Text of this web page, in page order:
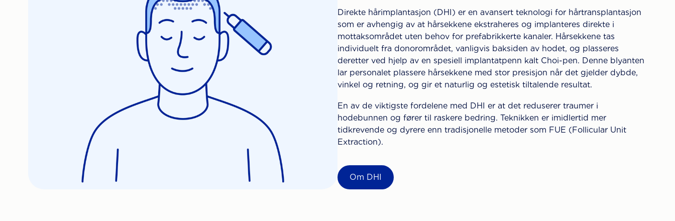
Direkte hårimplantasjon (DHI) er en avansert teknologi for hårtransplantasjon
som er avhengig av at hårsekkene ekstraheres og implanteres direkte i
mottaksområdet uten behov for prefabrikkerte kanaler. Hårsekkene tas
individuelt fra donorområdet, vanligvis baksiden av hodet, og plasseres
deretter ved hjelp av en spesiell implantatpenn kalt Choi-pen. Denne blyanten
lar personalet plassere hårsekkene med stor presisjon når det gjelder dybde,
vinkel og retning, og gir et naturlig og estetisk tiltalende resultat.
En av de viktigste fordelene med DHI er at det reduserer traumer i
hodebunnen og fører til raskere bedring. Teknikken er imidlertid mer
tidkrevende og dyrere enn tradisjonelle metoder som FUE (Follicular Unit
Extraction).
Om DHI